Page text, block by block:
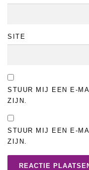
SITE
STUUR MIJ EEN E-
ZIJN.
STUUR MIJ EEN E-
ZIJN.